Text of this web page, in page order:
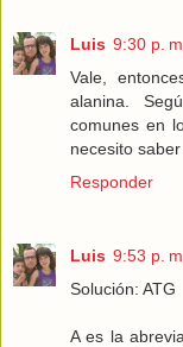
Luis 9:30 p. m.
Vale,
alanina.
comunes en
necesito
Responder
Luis 9:53 p. m.
Solución: ATG
A es la